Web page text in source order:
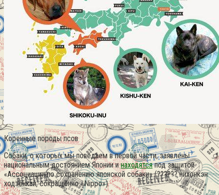
Коренные породы псов
Собаки, о которых мы поведаем в первой части, заявлены
национальным достоянием Японии инаходятсяпод защитой
«Ассоциации по сохранению японской собаки» (?????? нихонкэн
ходзонкай, сокращённо «Nippo»).